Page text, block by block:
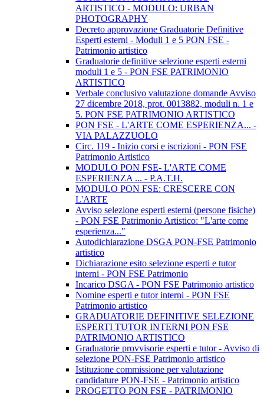
ARTISTICO - MODULO: URBAN
PHOTOGRAPHY
Decreto approvazione Graduatorie Definitive
Esperti esterni - Moduli 1 e 5 PON FSE -
Patrimonio artistico
Graduatorie definitive selezione esperti esterni
moduli 1 e 5 - PON FSE PATRIMONIO
ARTISTICO
Verbale conclusivo valutazione domande Avviso
27 dicembre 2018, prot. 0013882, moduli n. 1 e
5. PON FSE PATRIMONIO ARTISTICO
PON FSE - L'ARTE COME ESPERIENZA... -
VIA PALAZZUOLO
Circ. 119 - Inizio corsi e iscrizioni - PON FSE
Patrimonio Artistico
MODULO PON FSE- L'ARTE COME
ESPERIENZA ... - P.A.T.H.
MODULO PON FSE: CRESCERE CON
L'ARTE
Avviso selezione esperti esterni (persone fisiche)
- PON FSE Patrimonio Artistico: "L'arte come
esperienza..."
Autodichiarazione DSGA PON-FSE Patrimonio
artistico
Dichiarazione esito selezione esperti e tutor
interni - PON FSE Patrimonio
Incarico DSGA - PON FSE Patrimonio artistico
Nomine esperti e tutor interni - PON FSE
Patrimonio artistico
GRADUATORIE DEFINITIVE SELEZIONE
ESPERTI TUTOR INTERNI PON FSE
PATRIMONIO ARTISTICO
Graduatorie provvisorie esperti e tutor - Avviso di
selezione PON-FSE Patrimonio artistico
Istituzione commissione per valutazione
candidature PON-FSE - Patrimonio artistico
PROGETTO PON FSE - PATRIMONIO